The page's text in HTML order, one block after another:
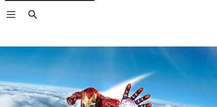
Buscar